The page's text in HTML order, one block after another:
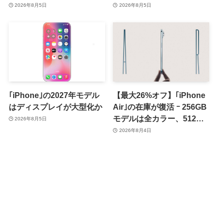
月8日か9月9日に開催見込
2026年8月5日
ァームウェア｢9A5336b｣を
2026年8月5日
｢iPhone｣の2027年モデル
はディスプレイが大型化か
2026年8月5日
【最大26%オフ】｢iPhone
Air｣の在庫が復活 ｰ 256GB
モデルは全カラー、512GB
モデルはホワイト以外が在
2026年8月4日